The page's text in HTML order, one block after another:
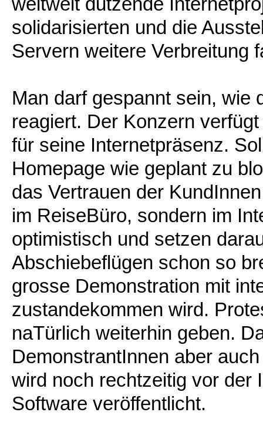
solidarisierten und die
Servern weitere Verbreitung
Man darf gespannt sein, wie
reagiert. Der Konzern
für seine Internetpräsenz.
Homepage wie geplant zu
das Vertrauen der
im ReiseBüro, sondern im
optimistisch und setzen
Abschiebeflügen schon so
grosse Demonstration mit
zustandekommen wird.
naTürlich weiterhin geben.
DemonstrantInnen aber
wird noch rechtzeitig vor der
Software veröffentlicht.